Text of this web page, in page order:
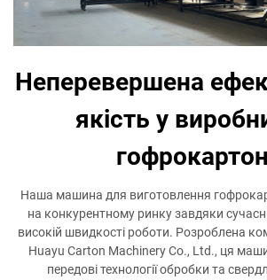
Неперевершена
якість у
Наша машина для виготовлення
на конкурентному ринку завдяки
високій швидкості роботи. Розроблена
Huayu Carton Machinery Co., Ltd., ця
передові технології обробки та